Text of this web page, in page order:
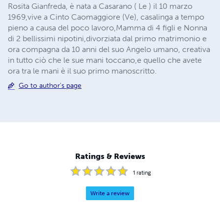
Rosita Gianfreda, è nata a Casarano ( Le ) il 10 marzo
1969,vive a Cinto Caomaggiore (Ve), casalinga a tempo
pieno a causa del poco lavoro,Mamma di 4 figli e Nonna
di 2 bellissimi nipotini,divorziata dal primo matrimonio e
ora compagna da 10 anni del suo Angelo umano, creativa
in tutto ciò che le sue mani toccano,e quello che avete
ora tra le mani è il suo primo manoscritto.
Go to author's page
Ratings & Reviews
1 rating
Write a review